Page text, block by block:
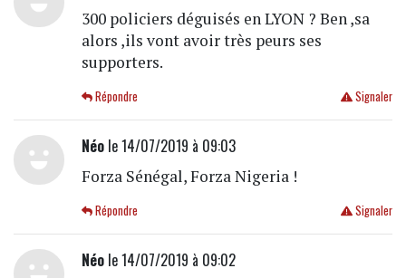
300 policiers déguisés en LYON ? Ben ,sa
alors ,ils vont avoir très peurs ses
supporters.
Signaler
Répondre
Néole 14/07/2019 à 09:03
Forza Sénégal, Forza Nigeria !
Signaler
Répondre
Néole 14/07/2019 à 09:02